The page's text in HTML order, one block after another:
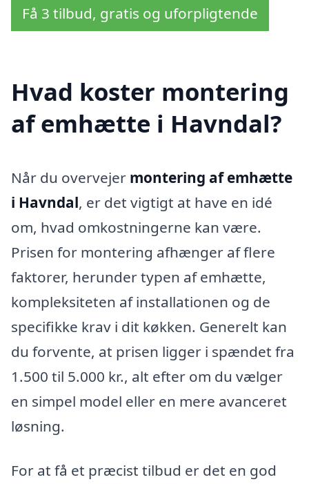
Få 3 tilbud, gratis og uforpligtende
Hvad koster montering
af emhætte i Havndal?
Når du overvejer montering af emhætte
i Havndal, er det vigtigt at have en idé
om, hvad omkostningerne kan være.
Prisen for montering afhænger af flere
faktorer, herunder typen af emhætte,
kompleksiteten af installationen og de
specifikke krav i dit køkken. Generelt kan
du forvente, at prisen ligger i spændet fra
1.500 til 5.000 kr., alt efter om du vælger
en simpel model eller en mere avanceret
løsning.
For at få et præcist tilbud er det en god